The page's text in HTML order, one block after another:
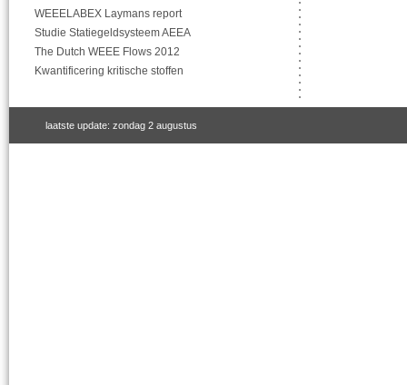
WEEELABEX Laymans report
Studie Statiegeldsysteem AEEA
The Dutch WEEE Flows 2012
Kwantificering kritische stoffen
laatste update: zondag 2 augustus